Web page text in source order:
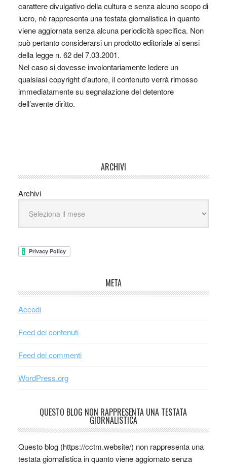
carattere divulgativo della cultura e senza alcuno scopo di
lucro, nè rappresenta una testata giornalistica in quanto
viene aggiornata senza alcuna periodicità specifica. Non
può pertanto considerarsi un prodotto editoriale ai sensi
della legge n. 62 del 7.03.2001.
Nel caso si dovesse involontariamente ledere un
qualsiasi copyright d’autore, il contenuto verrà rimosso
immediatamente su segnalazione del detentore
dell’avente diritto.
ARCHIVI
Archivi
META
Accedi
Feed dei contenuti
Feed dei commenti
WordPress.org
QUESTO BLOG NON RAPPRESENTA UNA TESTATA
GIORNALISTICA
Questo blog (https://cctm.website/) non rappresenta una
testata giornalistica in quanto viene aggiornato senza